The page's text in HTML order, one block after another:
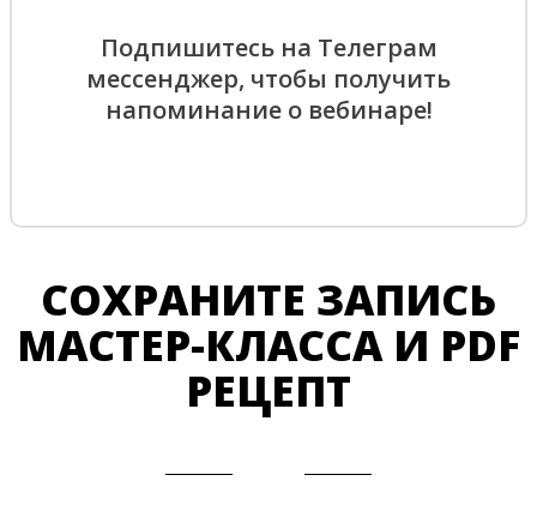
Подпишитесь на Телеграм
мессенджер, чтобы получить
напоминание о вебинаре!
СОХРАНИТЕ ЗАПИСЬ
МАСТЕР-КЛАССА И PDF
РЕЦЕПТ